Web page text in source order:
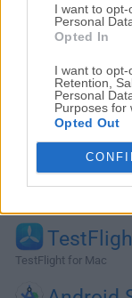
I want to
Personal
Opted In
I want to opt-
Retention,
Personal
Purposes for
Opted Out
Alternativas y
TestFlight for Mac